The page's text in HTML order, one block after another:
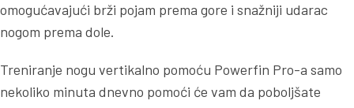
omogućavajući brži pojam prema gore i snažniji udarac
nogom prema dole.
Treniranje nogu vertikalno pomoću Powerfin Pro-a samo
nekoliko minuta dnevno pomoći će vam da poboljšate